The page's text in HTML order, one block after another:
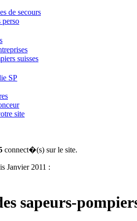
de secours
perso
suisses
SP
site
connect�(s) sur le site.
Janvier 2011 :
sapeurs-